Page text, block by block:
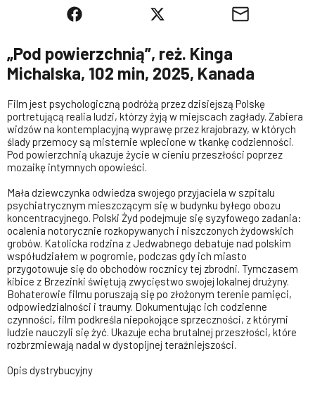
„Pod powierzchnią”, reż. Kinga
Michalska, 102 min, 2025, Kanada
Film jest psychologiczną podróżą przez dzisiejszą Polskę
portretującą realia ludzi, którzy żyją w miejscach zagłady. Zabiera
widzów na kontemplacyjną wyprawę przez krajobrazy, w których
ślady przemocy są misternie wplecione w tkankę codzienności.
Pod powierzchnią ukazuje życie w cieniu przeszłości poprzez
mozaikę intymnych opowieści.
Mała dziewczynka odwiedza swojego przyjaciela w szpitalu
psychiatrycznym mieszczącym się w budynku byłego obozu
koncentracyjnego. Polski Żyd podejmuje się syzyfowego zadania:
ocalenia notorycznie rozkopywanych i niszczonych żydowskich
grobów. Katolicka rodzina z Jedwabnego debatuje nad polskim
współudziałem w pogromie, podczas gdy ich miasto
przygotowuje się do obchodów rocznicy tej zbrodni. Tymczasem
kibice z Brzezinki świętują zwycięstwo swojej lokalnej drużyny.
Bohaterowie filmu poruszają się po złożonym terenie pamięci,
odpowiedzialności i traumy. Dokumentując ich codzienne
czynności, film podkreśla niepokojące sprzeczności, z którymi
ludzie nauczyli się żyć. Ukazuje echa brutalnej przeszłości, które
rozbrzmiewają nadal w dystopijnej teraźniejszości.
Opis dystrybucyjny